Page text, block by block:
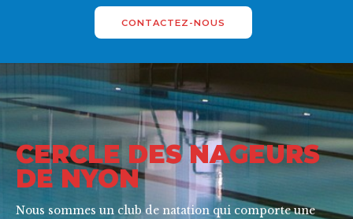
CONTACTEZ-NOUS
CERCLE DES NAGEURS
DE NYON
Nous sommes un club de natation qui comporte une